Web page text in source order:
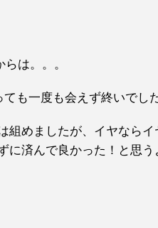
は。。。
ても一度も会えず終いでし
めましたが、イヤならイ
に済んで良かった！と思う